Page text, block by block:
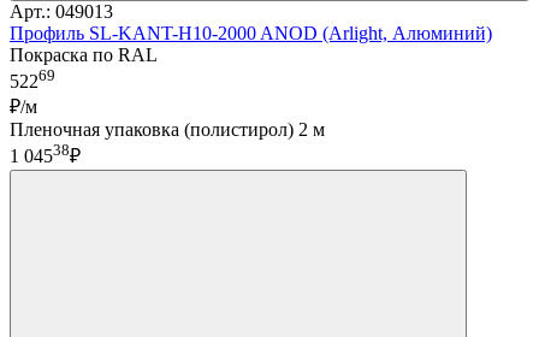
Арт.: 049013
Профиль SL-KANT-H10-2000 ANOD (Arlight, Алюминий)
Покраска по RAL
52269
₽/м
Пленочная упаковка (полистирол) 2 м
1 04538₽